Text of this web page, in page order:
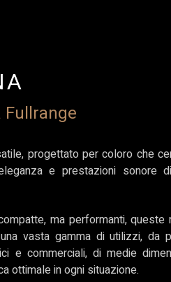
progettato per coloro che
e prestazioni sonore
ma performanti, queste
vasta gamma di utilizzi, da
e commerciali, di medie
ottimale in ogni situazione.